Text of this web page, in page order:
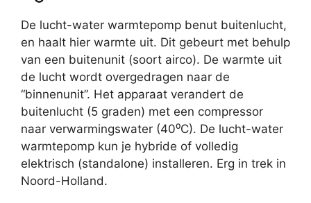
De lucht-water warmtepomp benut buitenlucht,
en haalt hier warmte uit. Dit gebeurt met behulp
van een buitenunit (soort airco). De warmte uit
de lucht wordt overgedragen naar de
“binnenunit”. Het apparaat verandert de
buitenlucht (5 graden) met een compressor
naar verwarmingswater (40⁰C). De lucht-water
warmtepomp kun je hybride of volledig
elektrisch (standalone) installeren. Erg in trek in
Noord-Holland.